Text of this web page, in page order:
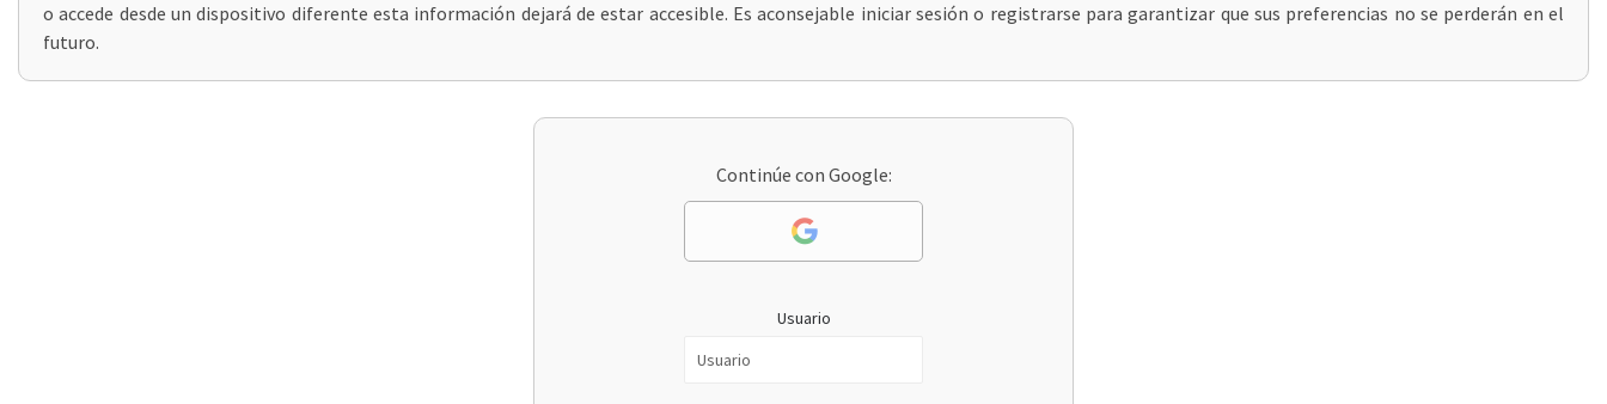
o accede desde un dispositivo diferente esta información dejará de estar accesible. Es aconsejable iniciar sesión o registrarse para garantizar que sus preferencias no se perderán en el
futuro.
Continúe con Google:
Usuario